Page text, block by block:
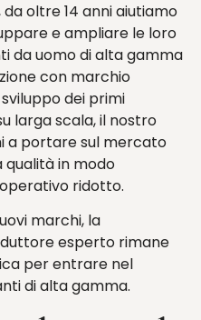
oltre 14 anni aiutiamo
e ampliare le loro
da uomo di alta gamma
con marchio
dei primi
larga scala, il nostro
a portare sul mercato
in modo
ridotto.
marchi, la
esperto rimane
per entrare nel
di alta gamma.